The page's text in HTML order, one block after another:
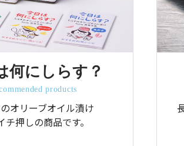
何にしらす？
products
オリーブオイル漬け
チ押しの商品です。